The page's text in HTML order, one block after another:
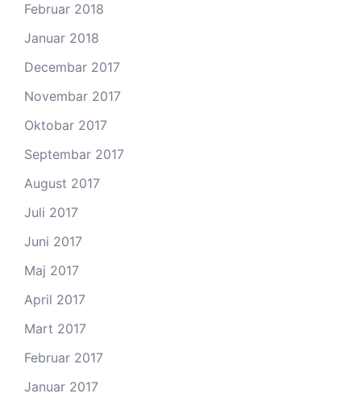
Februar 2018
Januar 2018
Decembar 2017
Novembar 2017
Oktobar 2017
Septembar 2017
August 2017
Juli 2017
Juni 2017
Maj 2017
April 2017
Mart 2017
Februar 2017
Januar 2017